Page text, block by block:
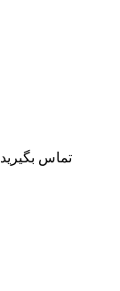
تماس بگیرید